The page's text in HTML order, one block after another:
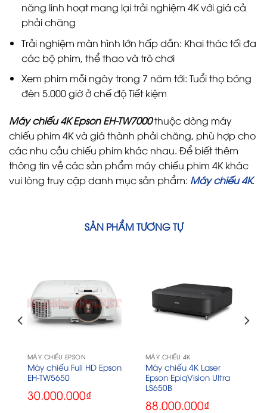
năng linh hoạt mang lại trải nghiệm 4K với giá cả
phải chăng
Trải nghiệm màn hình lớn hấp dẫn: Khai thác tối đa
các bộ phim, thể thao và trò chơi
Xem phim mỗi ngày trong 7 năm tới: Tuổi thọ bóng
đèn 5.000 giờ ở chế độ Tiết kiệm
Máy chiếu 4K Epson EH-TW7000thuộc dòng máy
chiếu phim 4K và giá thành phải chăng, phù hợp cho
các nhu cầu chiếu phim khác nhau. Để biết thêm
thông tin về các sản phẩm máy chiếu phim 4K khác
vui lòng truy cập danh mục sản phẩm: Máy chiếu 4K.
SẢN PHẨM TƯƠNG TỰ
MÁY CHIẾU EPSON
Máy chiếu Full HD Epson
EH-TW5650
30.000.000₫
MÁY CHIẾU 4K
Máy chiếu 4K Laser
Epson EpiqVision Ultra
LS650B
88.000.000₫